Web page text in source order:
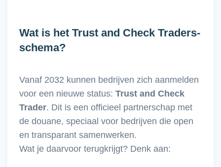
Wat is het Trust and Check Traders-
schema?
Vanaf 2032 kunnen bedrijven zich aanmelden
voor een nieuwe status: Trust and Check
Trader. Dit is een officieel partnerschap met
de douane, speciaal voor bedrijven die open
en transparant samenwerken.
Wat je daarvoor terugkrijgt? Denk aan: